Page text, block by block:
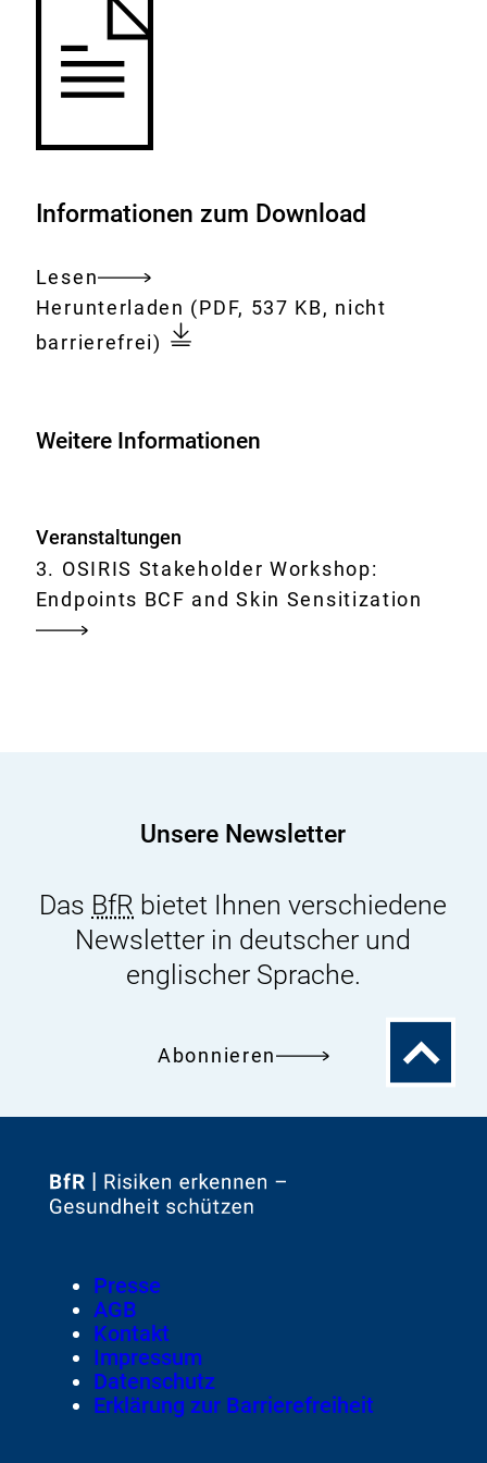
Informationen zum Download
Lesen
Gesamtes
Dokument
Download:
Herunterladen Osiris-
Workshop
(PDF, 537 KB, nicht
barrierefrei)
Weitere Informationen
Veranstaltungen
3. OSIRIS Stakeholder Workshop:
Endpoints BCF and Skin Sensitization
Unsere Newsletter
Das BfR bietet Ihnen verschiedene
Newsletter in deutscher und
englischer Sprache.
Abonnieren
Zum
Zur
Footer
Meta-
Navigation
Presse
AGB
Kontakt
Impressum
Datenschutz
Erklärung zur Barrierefreiheit